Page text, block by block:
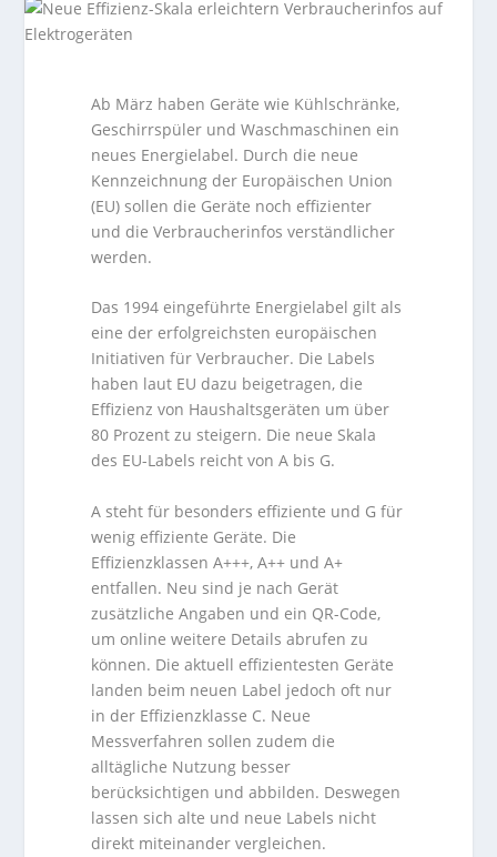
Ab März haben Geräte wie Kühlschränke,
Geschirrspüler und Waschmaschinen ein
neues Energielabel. Durch die neue
Kennzeichnung der Europäischen Union
(EU) sollen die Geräte noch effizienter
und die Verbraucherinfos verständlicher
werden.
Das 1994 eingeführte Energielabel gilt als
eine der erfolgreichsten europäischen
Initiativen für Verbraucher. Die Labels
haben laut EU dazu beigetragen, die
Effizienz von Haushaltsgeräten um über
80 Prozent zu steigern. Die neue Skala
des EU-Labels reicht von A bis G.
A steht für besonders effiziente und G für
wenig effiziente Geräte. Die
Effizienzklassen A+++, A++ und A+
entfallen. Neu sind je nach Gerät
zusätzliche Angaben und ein QR-Code,
um online weitere Details abrufen zu
können. Die aktuell effizientesten Geräte
landen beim neuen Label jedoch oft nur
in der Effizienzklasse C. Neue
Messverfahren sollen zudem die
alltägliche Nutzung besser
berücksichtigen und abbilden. Deswegen
lassen sich alte und neue Labels nicht
direkt miteinander vergleichen.